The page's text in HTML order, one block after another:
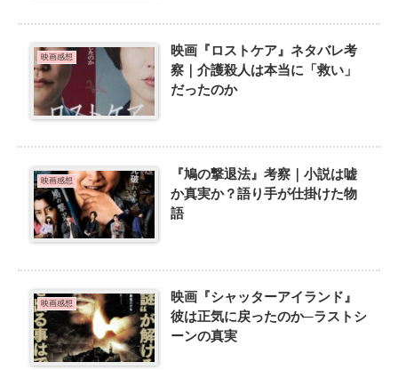
映画感想
映画『ロストケア』ネタバレ考
察｜介護殺人は本当に「救い」
だったのか
映画感想
『鳩の撃退法』考察｜小説は嘘
か真実か？語り手が仕掛けた物
語
映画感想
映画『シャッターアイランド』
彼は正気に戻ったのか─ラストシ
ーンの真実